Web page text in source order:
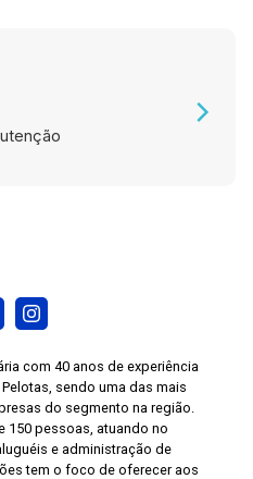
com 40 anos de experiência
sendo uma das mais
do segmento na região.
150 pessoas, atuando no
e administração de
tem o foco de oferecer aos